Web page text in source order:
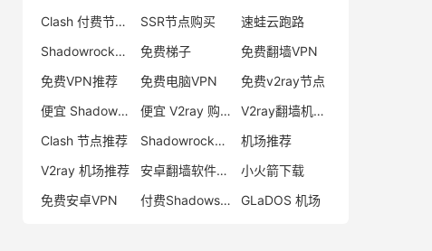
Clash 付费节点购买
SSR节点购买
速蛙云跑路
Shadowrocket 地址
免费梯子
免费翻墙VPN
免费VPN推荐
免费电脑VPN
免费v2ray节点
便宜 Shadowsocks 购买
便宜 V2ray 购买
V2ray翻墙机场推荐
Clash 节点推荐
Shadowrocket 付费节点
机场推荐
V2ray 机场推荐
安卓翻墙软件下载
小火箭下载
免费安卓VPN
付费Shadowsocks推荐 GLaDOS 机场